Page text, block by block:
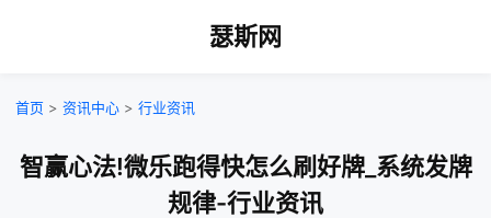
瑟斯网
首页 > 资讯中心 > 行业资讯
智赢心法!微乐跑得快怎么刷好牌_系统发牌
规律-行业资讯